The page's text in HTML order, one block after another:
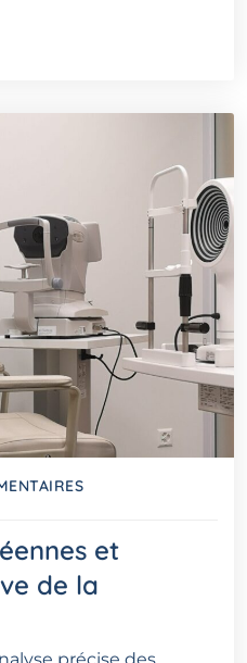
et
de la